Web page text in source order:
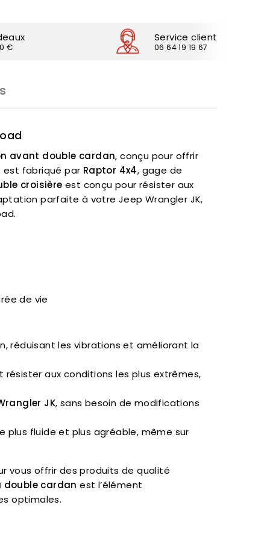
€
Service client
06 64 19 19 67
avant double cardan, conçu pour offrir
est fabriqué par Raptor 4x4, gage de
croisière est conçu pour résister aux
parfaite à votre Jeep Wrangler JK,
de vie
réduisant les vibrations et améliorant la
aux conditions les plus extrêmes,
JK, sans besoin de modifications
plus fluide et plus agréable, même sur
vous offrir des produits de qualité
cardan est l’élément
optimales.